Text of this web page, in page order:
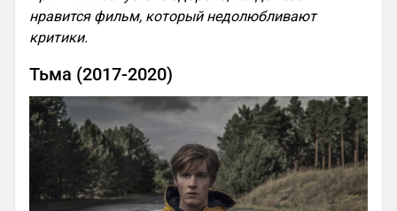
нравится фильм, который недолюбливают
критики.
Тьма (2017-2020)